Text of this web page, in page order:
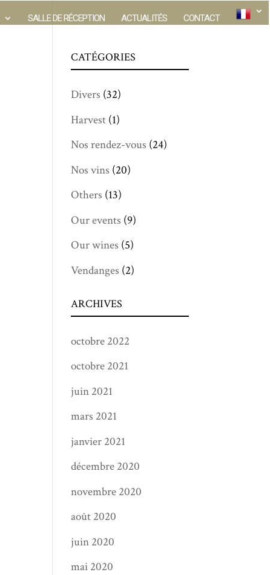
SALLE DE RÉCEPTION ACTUALITÉS CONTACT
CATÉGORIES
Divers (32)
Harvest (1)
Nos rendez-vous (24)
Nos vins (20)
Others (13)
Our events (9)
Our wines (5)
Vendanges (2)
ARCHIVES
octobre 2022
octobre 2021
juin 2021
mars 2021
janvier 2021
décembre 2020
novembre 2020
août 2020
juin 2020
mai 2020